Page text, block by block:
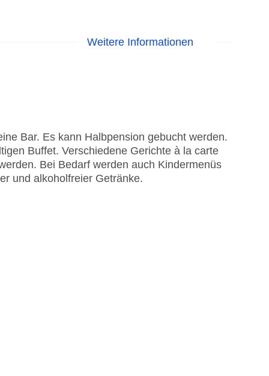
Weitere Informationen
Bar. Es kann Halbpension gebucht werden.
Buffet. Verschiedene Gerichte à la carte
Bei Bedarf werden auch Kindermenüs
und alkoholfreier Getränke.